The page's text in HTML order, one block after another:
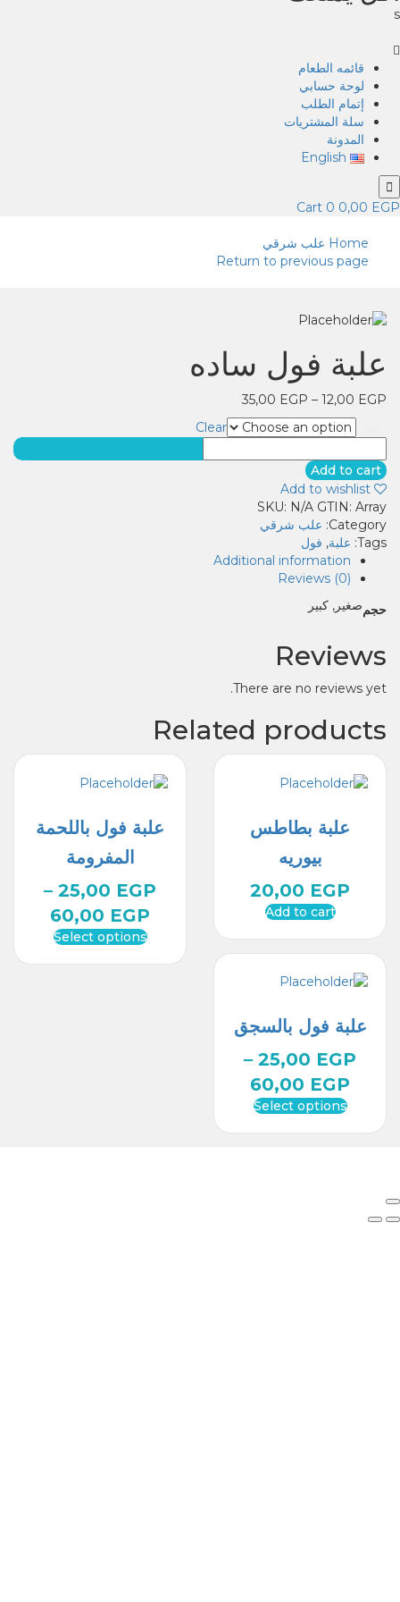
s
قائمه الطعام
لوحة حسابي
إتمام الطلب
سلة المشتريات
المدونة
English
0,00 EGP
0
Cart
Home علب شرقي
Return to previous page
علبة فول ساده
12,00 EGP
–
35,00 EGP
Clear
فول
ساده
quantity
Add to cart
Add to wishlist
SKU: N/A GTIN: Array
Category: علب شرقي
Tags: علبة, فول
Additional information
Reviews (0)
حجمصغير, كبير
Reviews
There are no reviews yet.
Related products
علبة فول باللحمة
المفرومة
25,00 EGP
–
60,00 EGP
Select options
علبة بطاطس
بيوريه
20,00 EGP
Add to cart
علبة فول بالسجق
25,00 EGP
–
60,00 EGP
Select options